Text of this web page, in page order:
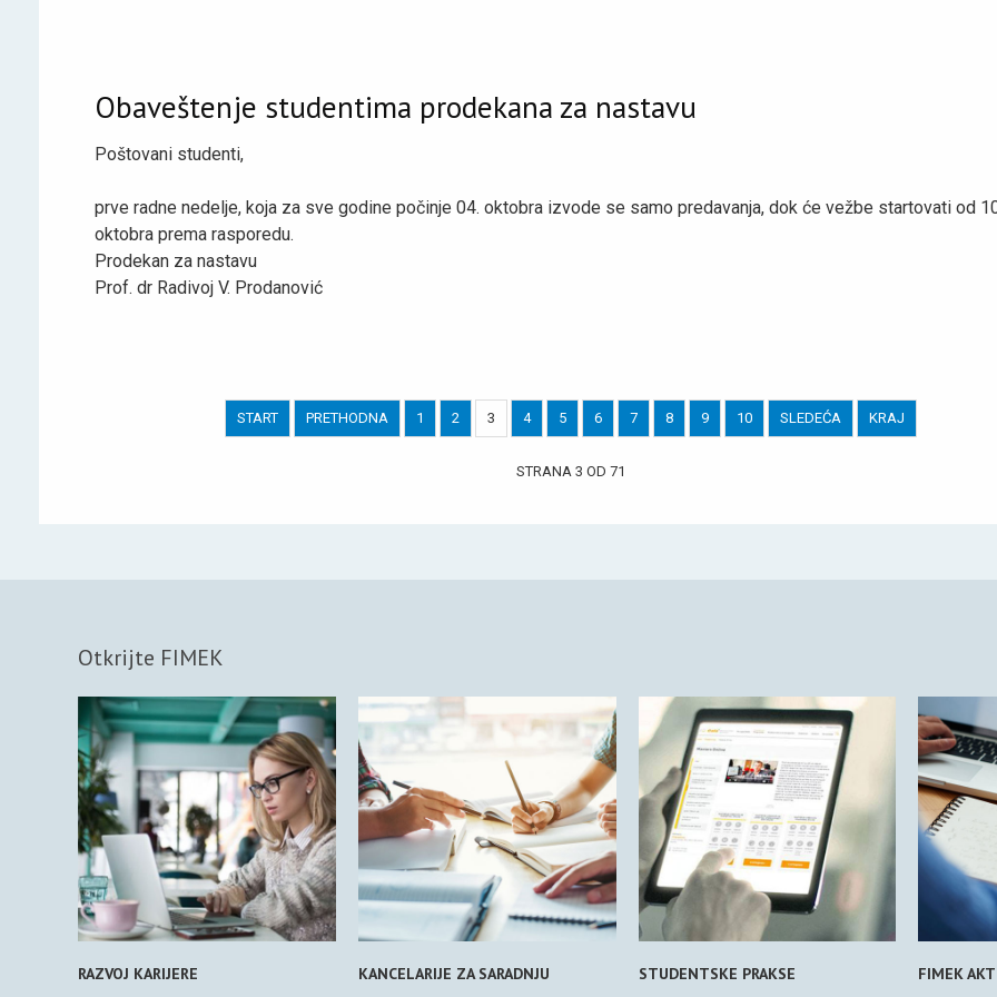
Obaveštenje studentima prodekana za nastavu
Poštovani studenti,
prve radne nedelje, koja za sve godine počinje 04. oktobra izvode se samo predavanja, dok će vežbe startovati od
oktobra prema rasporedu.
Prodekan za nastavu
Prof. dr Radivoj V. Prodanović
START PRETHODNA 1 2 3 4 5 6 7 8 9 10 SLEDEĆA KRAJ
STRANA 3 OD 71
Otkrijte FIMEK
RAZVOJ KARIJERE KANCELARIJE ZA SARADNJU STUDENTSKE PRAKSE FIMEK